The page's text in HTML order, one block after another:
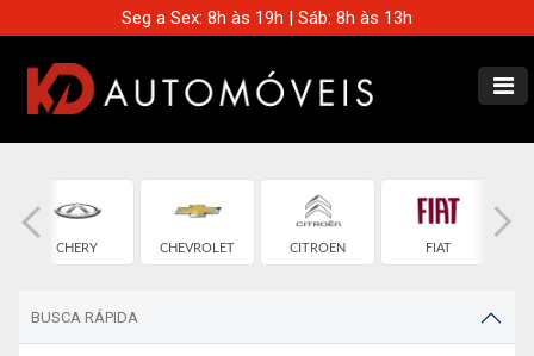
Seg a Sex: 8h às 19h | Sáb: 8h às 13h
CHERY CHEVROLET CITROEN FIAT
BUSCA RÁPIDA